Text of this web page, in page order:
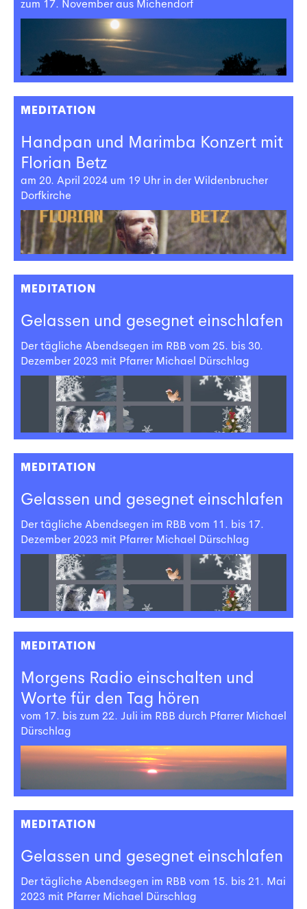
zum 17. November aus Michendorf
MEDITATION
Handpan und Marimba Konzert mit
Florian Betz
am 20. April 2024 um 19 Uhr in der Wildenbrucher
Dorfkirche
MEDITATION
Gelassen und gesegnet einschlafen
Der tägliche Abendsegen im RBB vom 25. bis 30.
Dezember 2023 mit Pfarrer Michael Dürschlag
MEDITATION
Gelassen und gesegnet einschlafen
Der tägliche Abendsegen im RBB vom 11. bis 17.
Dezember 2023 mit Pfarrer Michael Dürschlag
MEDITATION
Morgens Radio einschalten und
Worte für den Tag hören
vom 17. bis zum 22. Juli im RBB durch Pfarrer Michael
Dürschlag
MEDITATION
Gelassen und gesegnet einschlafen
Der tägliche Abendsegen im RBB vom 15. bis 21. Mai
2023 mit Pfarrer Michael Dürschlag